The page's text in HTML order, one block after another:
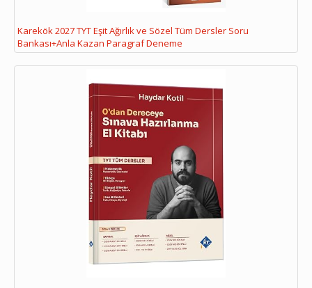
Karekök 2027 TYT Eşit Ağırlık ve Sözel Tüm Dersler Soru
Bankası+Anla Kazan Paragraf Deneme